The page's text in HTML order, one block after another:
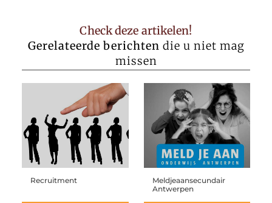
Check deze artikelen!
Gerelateerde berichten die u niet mag
missen
Recruitment
Meldjeaansecundair
Antwerpen